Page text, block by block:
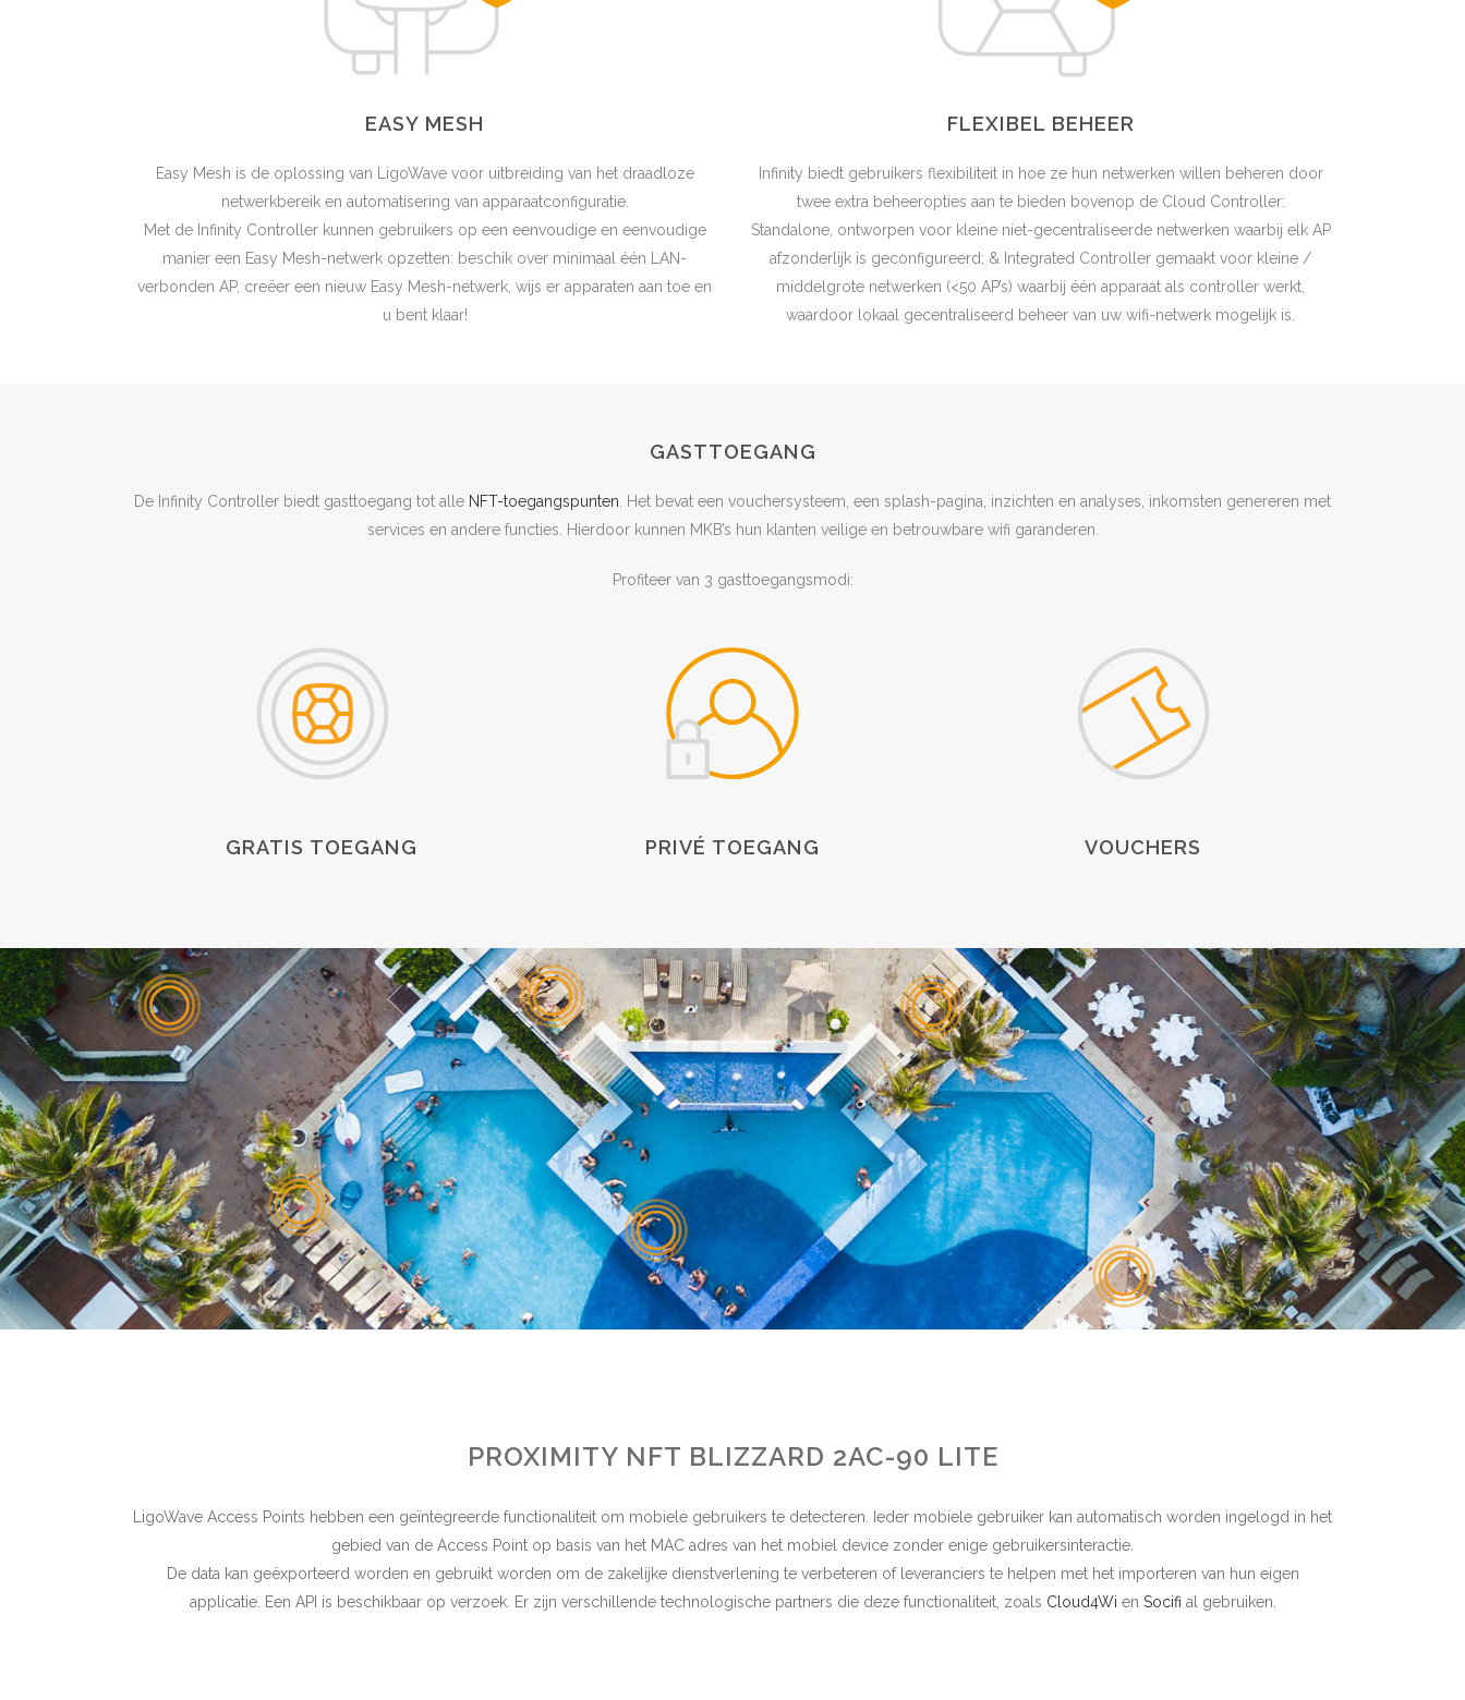
EASY MESH
Easy Mesh is de oplossing van LigoWave voor uitbreiding van het draadloze
netwerkbereik en automatisering van apparaatconfiguratie.
Met de Infinity Controller kunnen gebruikers op een eenvoudige en eenvoudige
manier een Easy Mesh-netwerk opzetten: beschik over minimaal één LAN-
verbonden AP, creëer een nieuw Easy Mesh-netwerk, wijs er apparaten aan toe en
u bent klaar!
FLEXIBEL BEHEER
Infinity biedt gebruikers flexibiliteit in hoe ze hun netwerken willen beheren door
twee extra beheeropties aan te bieden bovenop de Cloud Controller:
Standalone, ontworpen voor kleine niet-gecentraliseerde netwerken waarbij elk AP
afzonderlijk is geconfigureerd; & Integrated Controller gemaakt voor kleine /
middelgrote netwerken (<50 AP’s) waarbij één apparaat als controller werkt,
waardoor lokaal gecentraliseerd beheer van uw wifi-netwerk mogelijk is.
GASTTOEGANG
De Infinity Controller biedt gasttoegang tot alle NFT-toegangspunten. Het bevat een vouchersysteem, een splash-pagina, inzichten en analyses, inkomsten genereren met
services en andere functies. Hierdoor kunnen MKB’s hun klanten veilige en betrouwbare wifi garanderen.
Profiteer van 3 gasttoegangsmodi:
GRATIS TOEGANG PRIVÉ TOEGANG VOUCHERS
PROXIMITY NFT BLIZZARD 2AC-90 LITE
LigoWave Access Points hebben een geïntegreerde functionaliteit om mobiele gebruikers te detecteren. Ieder mobiele gebruiker kan automatisch worden ingelogd in het
gebied van de Access Point op basis van het MAC adres van het mobiel device zonder enige gebruikersinteractie.
De data kan geëxporteerd worden en gebruikt worden om de zakelijke dienstverlening te verbeteren of leveranciers te helpen met het importeren van hun eigen
applicatie. Een API is beschikbaar op verzoek. Er zijn verschillende technologische partners die deze functionaliteit, zoals Cloud4Wi en Socifi al gebruiken.